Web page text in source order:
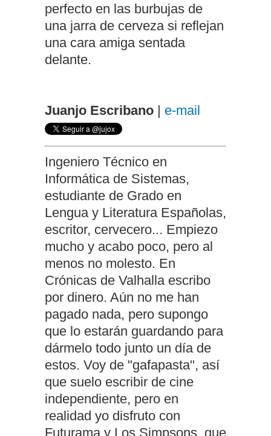
perfecto en las burbujas de
una jarra de cerveza si reflejan
una cara amiga sentada
delante.
Juanjo Escribano | e-mail
Ingeniero Técnico en
Informática de Sistemas,
estudiante de Grado en
Lengua y Literatura Españolas,
escritor, cervecero... Empiezo
mucho y acabo poco, pero al
menos no molesto. En
Crónicas de Valhalla escribo
por dinero. Aún no me han
pagado nada, pero supongo
que lo estarán guardando para
dármelo todo junto un día de
estos. Voy de "gafapasta", así
que suelo escribir de cine
independiente, pero en
realidad yo disfruto con
Futurama y Los Simpsons, que